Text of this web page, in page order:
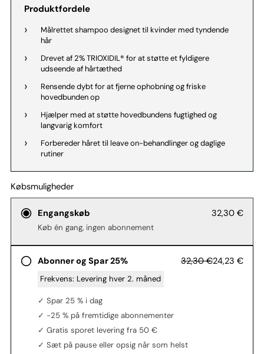
Produktfordele
Målrettet shampoo designet til kvinder med tyndende
hår
Drevet af 2% TRIOXIDIL® for at støtte et fyldigere
udseende af hårtæthed
Rensende dybt for at fjerne ophobning og friske
hovedbunden op
Hjælper med at støtte hovedbundens fugtighed og
langvarig komfort
Forbereder håret til leave on-behandlinger og daglige
rutiner
Købsmuligheder
Engangskøb 32,30 €
Køb én gang, ingen abonnement
Abonner og Spar 25% 32,30 €24,23 €
‎ ‎Frekvens: Levering hver 2. måned
✓ Spar 25 % i dag
✓ -25 % på fremtidige abonnementer
✓ Gratis sporet levering fra 50 €
✓ Sæt på pause eller opsig når som helst